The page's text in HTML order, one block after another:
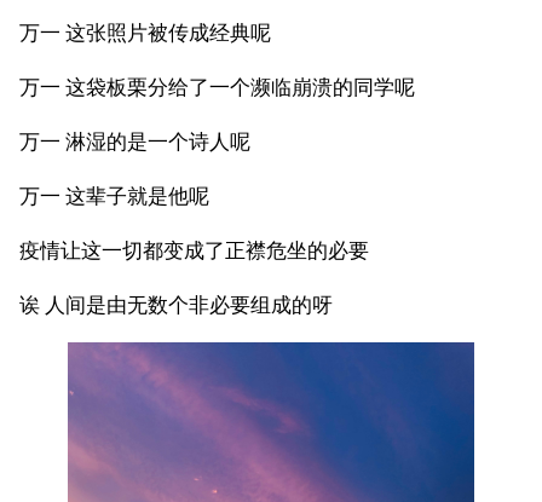
万一 这张照片被传成经典呢
万一 这袋板栗分给了一个濒临崩溃的同学呢
万一 淋湿的是一个诗人呢
万一 这辈子就是他呢
疫情让这一切都变成了正襟危坐的必要
诶 人间是由无数个非必要组成的呀